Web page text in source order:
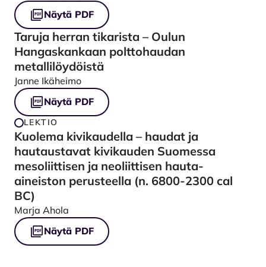
Näytä PDF
Taruja herran tikarista – Oulun
Hangaskankaan polttohaudan
metallilöydöistä
Janne Ikäheimo
Näytä PDF
LEKTIO
Kuolema kivikaudella – haudat ja
hautaustavat kivikauden Suomessa
mesoliittisen ja neoliittisen hauta-
aineiston perusteella (n. 6800-2300 cal
BC)
Marja Ahola
Näytä PDF